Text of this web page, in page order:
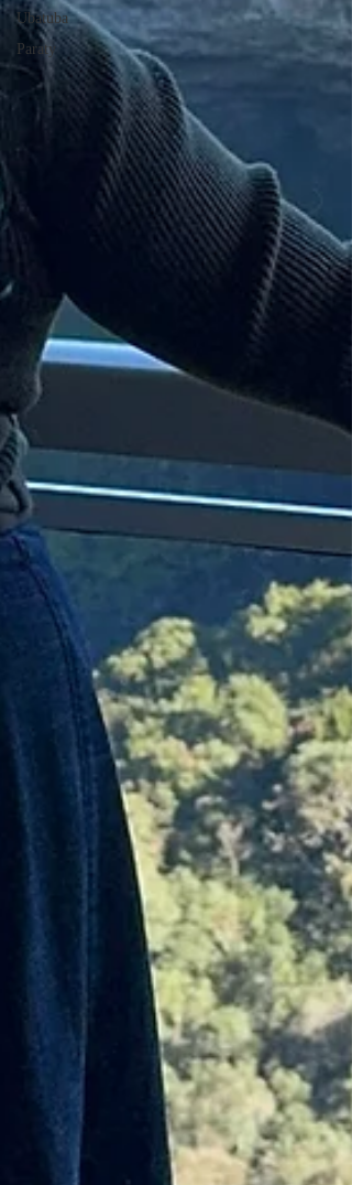
Ubatuba
Paraty